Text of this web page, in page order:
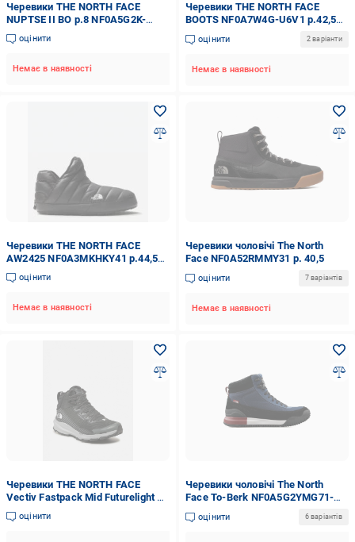
Черевики THE NORTH FACE
NUPTSE II BO р.8 NF0A5G2K-
KT01 р.42 чорний
оцінити
Немає в наявності
Черевики THE NORTH FACE
BOOTS NF0A7W4G-U6V1 р.42,5
коричневий
оцінити 2 варіанти
Немає в наявності
Черевики THE NORTH FACE
AW2425 NF0A3MKHKY41 р.44,5
чорний
оцінити
Немає в наявності
Черевики чоловічі The North
Face NF0A52RMMY31 р. 40,5
оцінити 7 варіантів
Немає в наявності
Черевики THE NORTH FACE
Vectiv Fastpack Mid Futurelight р.
44 Чорний (SPUNF0A5JCWNY71
44)
оцінити
Черевики чоловічі The North
Face To-Berk NF0A5G2YMG71-
0002 р. 40
оцінити 6 варіантів